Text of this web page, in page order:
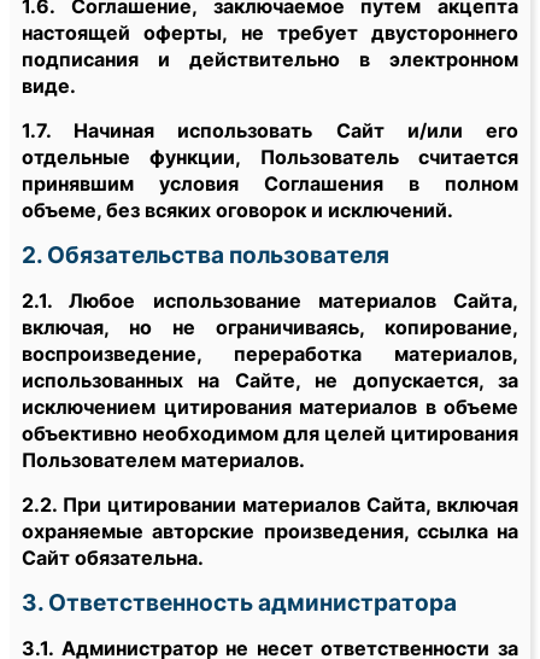
1.6. Соглашение, заключаемое путем акцепта
настоящей оферты, не требует двустороннего
подписания и действительно в электронном
виде.
1.7. Начиная использовать Сайт и/или его
отдельные функции, Пользователь считается
принявшим условия Соглашения в полном
объеме, без всяких оговорок и исключений.
2. Обязательства пользователя
2.1. Любое использование материалов Сайта,
включая, но не ограничиваясь, копирование,
воспроизведение, переработка материалов,
использованных на Сайте, не допускается, за
исключением цитирования материалов в объеме
объективно необходимом для целей цитирования
Пользователем материалов.
2.2. При цитировании материалов Сайта, включая
охраняемые авторские произведения, ссылка на
Сайт обязательна.
3. Ответственность администратора
3.1. Администратор не несет ответственности за